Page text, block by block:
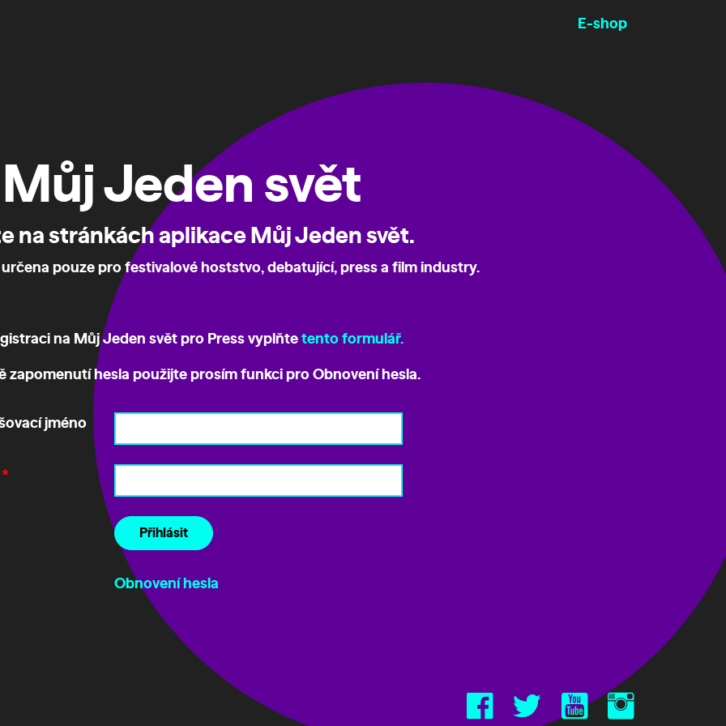
E-shop
Můj Jeden svět
na stránkách aplikace Můj Jeden svět.
pouze pro festivalové hoststvo, debatující, press a film industry.
na Můj Jeden svět pro Press vyplňte tento formulář.
zapomenutí hesla použijte prosím funkci pro Obnovení hesla.
jméno
*
Přihlásit
Obnovení hesla